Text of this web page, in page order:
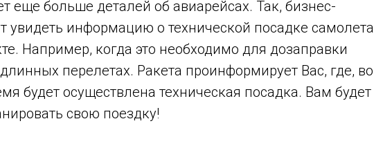
еще больше деталей об авиарейсах. Так, бизнес-
увидеть информацию о технической посадке самолета
Например, когда это необходимо для дозаправки
перелетах. Ракета проинформирует Вас, где, во
будет осуществлена техническая посадка. Вам будет
свою поездку!